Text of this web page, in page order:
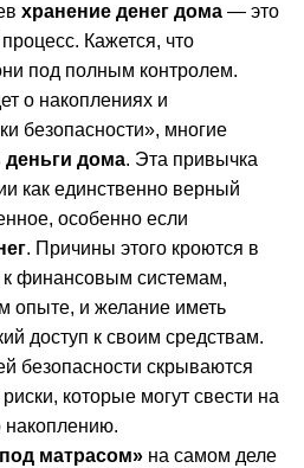
хранение денег дома — это
Кажется, что
под полным контролем.
о накоплениях и
безопасности», многие
деньги дома. Эта привычка
как единственно верный
особенно если
. Причины этого кроются в
к финансовым системам,
опыте, и желание иметь
доступ к своим средствам.
безопасности скрываются
которые могут свести на
накоплению.
матрасом» на самом деле